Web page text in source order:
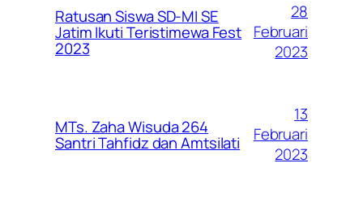
Ratusan Siswa SD-MI SE
Jatim Ikuti Teristimewa Fest
2023
28
Februari
2023
MTs. Zaha Wisuda 264
Santri Tahfidz dan Amtsilati
13
Februari
2023